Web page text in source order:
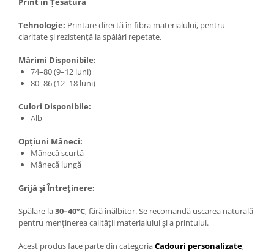
Tehnologie: Printare directă în fibra materialului, pentru
claritate și rezistență la spălări repetate.
Mărimi Disponibile:
74–80 (9–12 luni)
80–86 (12–18 luni)
Culori Disponibile:
Alb
Opțiuni Mâneci:
Mânecă scurtă
Mânecă lungă
Grijă și Întreținere:
Spălare la30–40°C, fără înălbitor. Se recomandă uscarea naturală
pentru menținerea calității materialului și a printului.
Acest produs face parte din categoriaCadouri personalizate,